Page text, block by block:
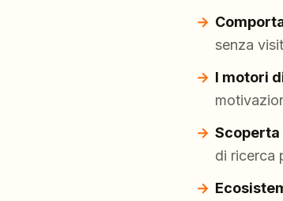
senza
I motori
di ricerca